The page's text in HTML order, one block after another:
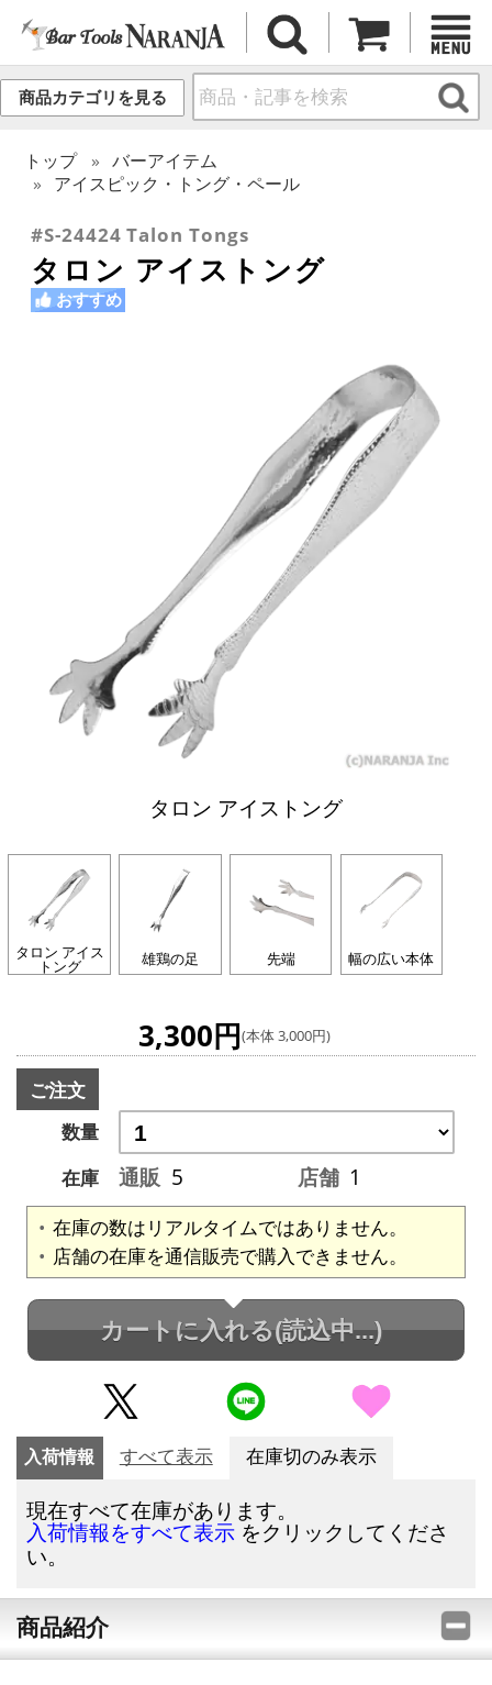
商品カテゴリを見る
トップ
バーアイテム
アイスピック・トング・ペール
#S-24424 Talon Tongs
タロン アイストング
おすすめ
タロン アイストング
タロン アイス
トング 雄鶏の足 先端 幅の広い本体
3,300円(本体 3,000円)
ご注文
数量
在庫
通販 5 店舗 1
在庫の数はリアルタイムではありません。
店舗の在庫を通信販売で購入できません。
カートに入れる(読込中...)
入荷情報 すべて表示 在庫切のみ表示
現在すべて在庫があります。
入荷情報をすべて表示 をクリックしてくださ
い。
商品紹介